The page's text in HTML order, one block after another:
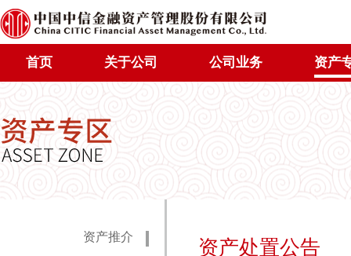
首页 关于公司 公司业务 资产
资产推介 资产处置公告